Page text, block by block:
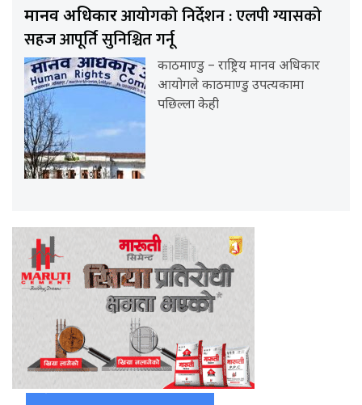
मानव अधिकारआयोगको निर्देशन : एलपी ग्यासको
सहज आपूर्ति सुनिश्चित गर्नू
काठमाण्डु – राष्ट्रिय मानव अधिकार
आयोगले काठमाण्डु उपत्यकामा
पछिल्ला केही